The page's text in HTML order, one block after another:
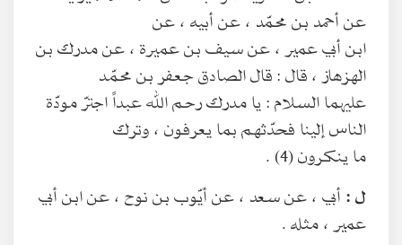
عن أحمد بن محمّد ، عن أبيه ، عن
ابن أبي عمير ، عن سيف بن عميرة ، عن مدرك بن
الهزهاز ، قال : قال الصادق جعفر بن محمّد
عليهما السلام : يا مدرك رحم الله عبداً اجترّ مودّة
الناس إلينا فحدّثهم بما يعرفون ، وترك
ما ينكرون (4) .
ل :أبي ، عن سعد ، عن أيّوب بن نوح ، عن ابن أبي
عمير ، مثله .